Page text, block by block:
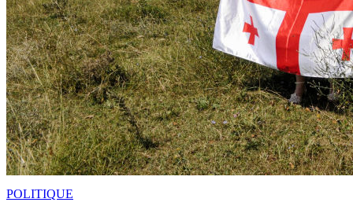
POLITIQUE